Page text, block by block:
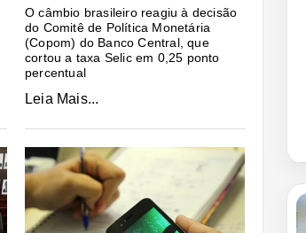
O câmbio brasileiro reagiu à decisão
do Comitê de Política Monetária
(Copom) do Banco Central, que
cortou a taxa Selic em 0,25 ponto
percentual
Leia Mais...